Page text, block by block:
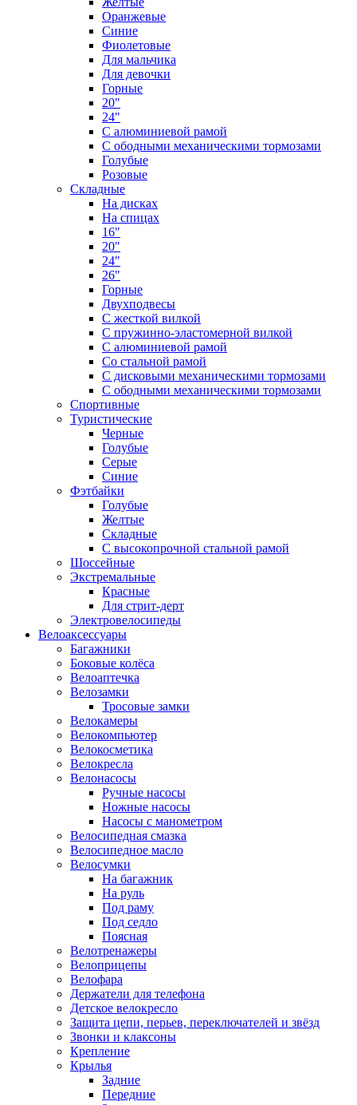
Оранжевые
Синие
Фиолетовые
Для мальчика
Для девочки
Горные
20"
24"
С алюминиевой рамой
С ободными механическими тормозами
Голубые
Розовые
Складные
На дисках
На спицах
16"
20"
24"
26"
Горные
Двухподвесы
С жесткой вилкой
С пружинно-эластомерной вилкой
С алюминиевой рамой
Со стальной рамой
С дисковыми механическими тормозами
С ободными механическими тормозами
Спортивные
Туристические
Черные
Голубые
Серые
Синие
Фэтбайки
Голубые
Желтые
Складные
С высокопрочной стальной рамой
Шоссейные
Экстремальные
Красные
Для стрит-дерт
Электровелосипеды
Велоаксессуары
Багажники
Боковые колёса
Велоаптечка
Велозамки
Тросовые замки
Велокамеры
Велокомпьютер
Велокосметика
Велокресла
Велонасосы
Ручные насосы
Ножные насосы
Насосы с манометром
Велосипедная смазка
Велосипедное масло
Велосумки
На багажник
На руль
Под раму
Под седло
Поясная
Велотренажеры
Велоприцепы
Велофара
Держатели для телефона
Детское велокресло
Защита цепи, перьев, переключателей и звёзд
Звонки и клаксоны
Крепление
Крылья
Задние
Передние